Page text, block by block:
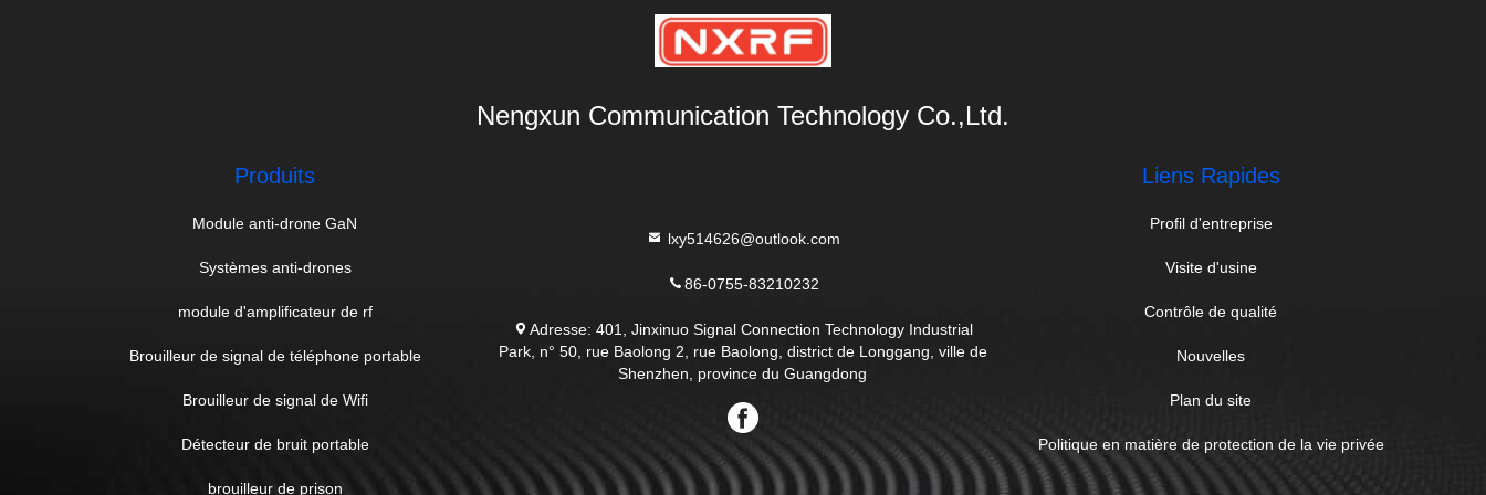
Nengxun Communication Technology Co.,Ltd.
Produits
Module anti-drone GaN
Systèmes anti-drones
module d'amplificateur de rf
Brouilleur de signal de téléphone portable
Brouilleur de signal de Wifi
Détecteur de bruit portable
brouilleur de prison
lxy514626@outlook.com
86-0755-83210232
Adresse: 401, Jinxinuo Signal Connection Technology Industrial
Park, n° 50, rue Baolong 2, rue Baolong, district de Longgang, ville de
Shenzhen, province du Guangdong
Liens Rapides
Profil d'entreprise
Visite d'usine
Contrôle de qualité
Nouvelles
Plan du site
Politique en matière de protection de la vie privée